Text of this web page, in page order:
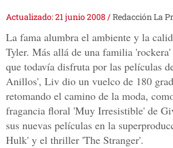
Actualizado: 21 junio 2008 /Redacción La
La fama alumbra el ambiente y la
Tyler. Más allá de una familia
que todavía disfruta por las películas
Anillos', Liv dio un vuelco de 180
retomando el camino de la moda,
fragancia floral 'Muy Irresistible' de
sus nuevas películas en la
Hulk' y el thriller 'The Stranger'.